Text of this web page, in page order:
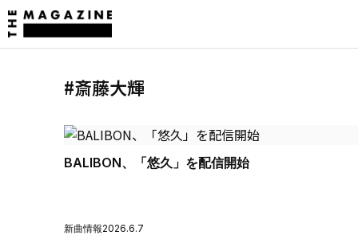
#斎藤大輝
BALIBON、「悠久」を配信開始
新曲情報2026.6.7